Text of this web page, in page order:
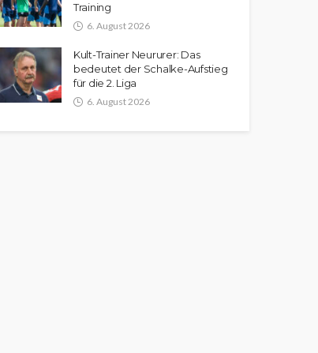
Training
6. August 2026
Kult-Trainer Neururer: Das
bedeutet der Schalke-Aufstieg
für die 2. Liga
6. August 2026